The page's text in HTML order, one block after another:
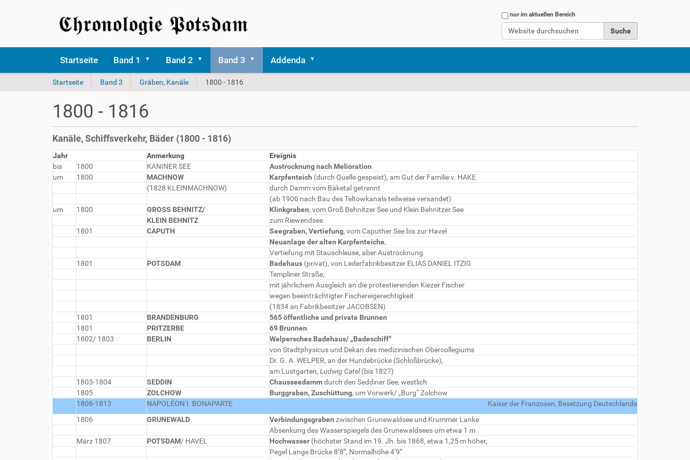
Website durchsuchen
nur im aktuellen Bereich
Startseite Band 1 Band 2 Band 3 Addenda
S
d
h
i
e
r
Startseite Band 3 Gräben, Kanäle 1800 - 1816
1800 - 1816
Kanäle, Schiffsverkehr, Bäder (1800 - 1816)
Jahr Anmerkung
Ereignis
bis
1800 KANINER SEE
Austrocknung nach Melioration
um
1800 MACHNOW Karpfenteich (durch Quelle gespeist), am Gut der Familie v. HAKE
(1828 KLEINMACHNOW)
durch Damm vom Bäketal getrennt
(ab 1906 nach Bau des Teltowkanals teilweise versandet)
um
1800 GROSS BEHNITZ/ Klinkgraben, vom Groß Behnitzer See und Klein Behnitzer See
KLEIN BEHNITZ
zum Riewendsee
1801
CAPUTH Seegraben, Vertiefung, vom Caputher See bis zur Havel
Neuanlage der alten Karpfenteiche,
Vertiefung mit Stauschleuse, aber Austrocknung
1801
POTSDAM Badehaus (privat), von Lederfabrikbesitzer ELIAS DANIEL ITZIG
Templiner Straße,
mit jährlichem Ausgleich an die protestierenden Kiezer Fischer
wegen beeinträchtigter Fischereigerechtigkeit
(1834 an Fabrikbesitzer JACOBSEN)
1801
BRANDENBURG
565 öffentliche und private Brunnen
1801
PRITZERBE
69 Brunnen
1802/ 1803
BERLIN
Welpersches Badehaus/ „Badeschiff“
von Stadtphysicus und Dekan des medizinischen Obercollegiums
Dr. G. A. WELPER, an der Hundebrücke (Schloßbrücke),
am Lustgarten, Ludwig Catel(bis 1827)
1803-1804
SEDDIN Chausseedammdurch den Seddiner See, westlich
1805
ZOLCHOW Burggraben, Zuschüttung, um Vorwerk/ „Burg“ Zolchow
1806-1813
NAPOLÉON I. BONAPARTE
Kaiser der Franzosen, Besetzung Deutschlands
1806
GRUNEWALD Verbindungsgraben zwischen Grunewaldsee und Krummer Lanke
Absenkung des Wasserspiegels des Grunewaldsees um etwa 1 m
März 1807
POTSDAM/ HAVEL Hochwasser (höchster Stand im 19. Jh. bis 1868, etwa 1,25 m höher,
Pegel Lange Brücke 8’8’’, Normalhöhe 4’9’’